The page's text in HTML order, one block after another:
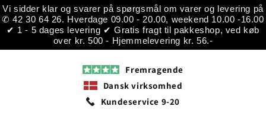
Vi sidder klar og svarer på spørgsmål om varer og levering på
✆ 42 30 64 26. Hverdage 09.00 - 20.00, weekend 10.00 -16.00
✔ 1 - 5 dages levering ✔ Gratis fragt til pakkeshop, ved køb
over kr. 500 - Hjemmelevering kr. 56.-
Gå til
indhold
Fremragende
Dansk virksomhed
Kundeservice 9-20